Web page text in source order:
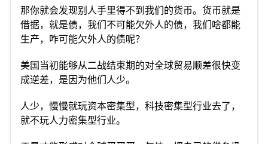
那你就会发现别人手里得不到我们的货币。货币就是
借据，就是债，我们不可能欠外人的债，我们啥都能
生产，咋可能欠外人的债呢？
美国当初能够从二战结束期的对全球贸易顺差很快变
成逆差，是因为他们人少。
人少，慢慢就玩资本密集型，科技密集型行业去了，
就不玩人力密集型行业。